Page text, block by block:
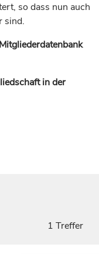
so dass nun auch
sind.
in der
1 Treffer